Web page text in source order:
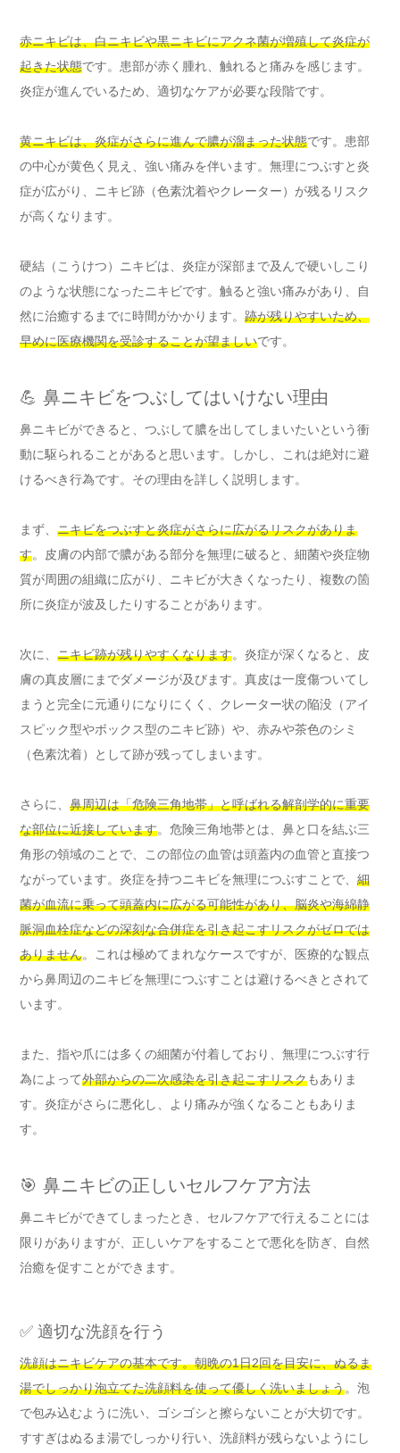
赤ニキビは、白ニキビや黒ニキビにアクネ菌が増殖して炎症が
起きた状態です。患部が赤く腫れ、触れると痛みを感じます。
炎症が進んでいるため、適切なケアが必要な段階です。
黄ニキビは、炎症がさらに進んで膿が溜まった状態です。患部
の中心が黄色く見え、強い痛みを伴います。無理につぶすと炎
症が広がり、ニキビ跡（色素沈着やクレーター）が残るリスク
が高くなります。
硬結（こうけつ）ニキビは、炎症が深部まで及んで硬いしこり
のような状態になったニキビです。触ると強い痛みがあり、自
然に治癒するまでに時間がかかります。 跡が残りやすいため、
早めに医療機関を受診することが望ましいです。
💪 鼻ニキビをつぶしてはいけない理由
鼻ニキビができると、つぶして膿を出してしまいたいという衝
動に駆られることがあると思います。しかし、これは絶対に避
けるべき行為です。その理由を詳しく説明します。
まず、 ニキビをつぶすと炎症がさらに広がるリスクがありま
す。皮膚の内部で膿がある部分を無理に破ると、細菌や炎症物
質が周囲の組織に広がり、ニキビが大きくなったり、複数の箇
所に炎症が波及したりすることがあります。
次に、 ニキビ跡が残りやすくなります。炎症が深くなると、皮
膚の真皮層にまでダメージが及びます。真皮は一度傷ついてし
まうと完全に元通りになりにくく、クレーター状の陥没（アイ
スピック型やボックス型のニキビ跡）や、赤みや茶色のシミ
（色素沈着）として跡が残ってしまいます。
さらに、 鼻周辺は「危険三角地帯」と呼ばれる解剖学的に重要
な部位に近接しています。危険三角地帯とは、鼻と口を結ぶ三
角形の領域のことで、この部位の血管は頭蓋内の血管と直接つ
ながっています。炎症を持つニキビを無理につぶすことで、 細
菌が血流に乗って頭蓋内に広がる可能性があり、脳炎や海綿静
脈洞血栓症などの深刻な合併症を引き起こすリスクがゼロでは
ありません。これは極めてまれなケースですが、医療的な観点
から鼻周辺のニキビを無理につぶすことは避けるべきとされて
います。
また、指や爪には多くの細菌が付着しており、無理につぶす行
為によって外部からの二次感染を引き起こすリスクもありま
す。炎症がさらに悪化し、より痛みが強くなることもありま
す。
🎯 鼻ニキビの正しいセルフケア方法
鼻ニキビができてしまったとき、セルフケアで行えることには
限りがありますが、正しいケアをすることで悪化を防ぎ、自然
治癒を促すことができます。
✅ 適切な洗顔を行う
洗顔はニキビケアの基本です。朝晩の1日2回を目安に、ぬるま
湯でしっかり泡立てた洗顔料を使って優しく洗いましょう。泡
で包み込むように洗い、ゴシゴシと擦らないことが大切です。
すすぎはぬるま湯でしっかり行い、洗顔料が残らないようにし